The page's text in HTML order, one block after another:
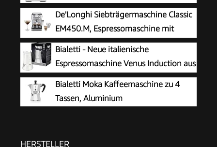
Mahlgrade
De'Longhi Siebträgermaschine Classic
EM450.M, Espressomaschine mit
professionellem Milchaufschäumer,
Vollmetallgehäuse, 15 Bar, 1,7 l Wassertank,
Edelstahl/Metall
Bialetti - Neue italienische
Espressomaschine Venus Induction aus
Edelstahl, geeignet für alle Arten von
Tellern, 4 Kaffeetassen (170 ml), Silber
Bialetti Moka Kaffeemaschine zu 4
Tassen, Aluminium
HERSTELLER